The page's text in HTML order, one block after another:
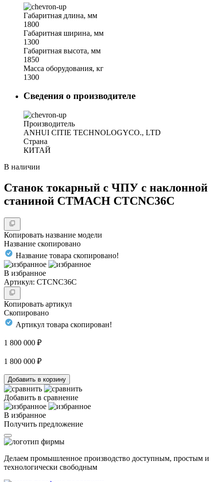
Габаритная длина, мм
1800
Габаритная ширина, мм
1300
Габаритная высота, мм
1850
Масса оборудования, кг
1300
Сведения о производителе
Производитель
ANHUI CITIE TECHNOLOGYCO., LTD
Страна
КИТАЙ
В наличии
Станок токарный с ЧПУ с наклонной
станиной CTMACH CTCNC36C
Копировать название модели
Название скопировано
Название товара скопировано!
В избранное
Артикул: CTCNC36C
Копировать артикул
Скопировано
Артикул товара скопирован!
1 800 000 ₽
1 800 000 ₽
Добавить в корзину
Добавить в сравнение
В избранное
Получить предложение
Делаем промышленное производство доступным, простым и
технологически свободным